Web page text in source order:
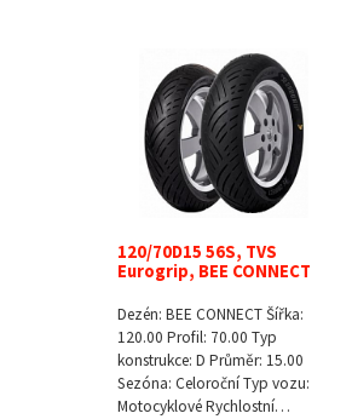
120/70D15 56S, TVS
Eurogrip, BEE CONNECT
Dezén: BEE CONNECT Šířka:
120.00 Profil: 70.00 Typ
konstrukce: D Průměr: 15.00
Sezóna: Celoroční Typ vozu:
Motocyklové Rychlostní…